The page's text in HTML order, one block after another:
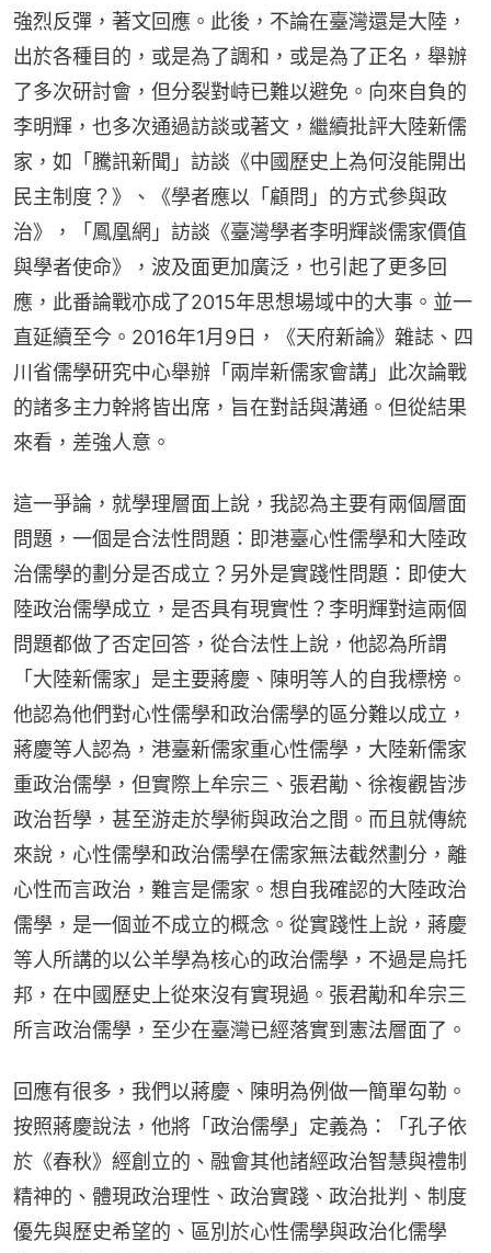
強烈反彈，著文回應。此後，不論在臺灣還是大陸，
出於各種目的，或是為了調和，或是為了正名，舉辦
了多次研討會，但分裂對峙已難以避免。向來自負的
李明輝，也多次通過訪談或著文，繼續批評大陸新儒
家，如「騰訊新聞」訪談《中國歷史上為何沒能開出
民主制度？》、《學者應以「顧問」的方式參與政
治》，「鳳凰網」訪談《臺灣學者李明輝談儒家價值
與學者使命》，波及面更加廣泛，也引起了更多回
應，此番論戰亦成了2015年思想場域中的大事。並一
直延續至今。2016年1月9日，《天府新論》雜誌、四
川省儒學研究中心舉辦「兩岸新儒家會講」此次論戰
的諸多主力幹將皆出席，旨在對話與溝通。但從結果
來看，差強人意。
這一爭論，就學理層面上說，我認為主要有兩個層面
問題，一個是合法性問題：即港臺心性儒學和大陸政
治儒學的劃分是否成立？另外是實踐性問題：即使大
陸政治儒學成立，是否具有現實性？李明輝對這兩個
問題都做了否定回答，從合法性上說，他認為所謂
「大陸新儒家」是主要蔣慶、陳明等人的自我標榜。
他認為他們對心性儒學和政治儒學的區分難以成立，
蔣慶等人認為，港臺新儒家重心性儒學，大陸新儒家
重政治儒學，但實際上牟宗三、張君勱、徐複觀皆涉
政治哲學，甚至游走於學術與政治之間。而且就傳統
來說，心性儒學和政治儒學在儒家無法截然劃分，離
心性而言政治，難言是儒家。想自我確認的大陸政治
儒學，是一個並不成立的概念。從實踐性上說，蔣慶
等人所講的以公羊學為核心的政治儒學，不過是烏托
邦，在中國歷史上從來沒有實現過。張君勱和牟宗三
所言政治儒學，至少在臺灣已經落實到憲法層面了。
回應有很多，我們以蔣慶、陳明為例做一簡單勾勒。
按照蔣慶說法，他將「政治儒學」定義為：「孔子依
於《春秋》經創立的、融會其他諸經政治智慧與禮制
精神的、體現政治理性、政治實踐、政治批判、制度
優先與歷史希望的、區別於心性儒學與政治化儒學